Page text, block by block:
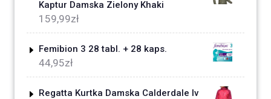
Kaptur Damska Zielony Khaki
159,99zł
Femibion 3 28 tabl. + 28 kaps.
44,95zł
Regatta Kurtka Damska Calderdale Iv